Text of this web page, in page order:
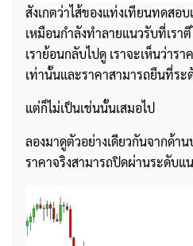
สังเกตว่าไส้ของแท่งเทียนทดสอ
เหมือนกำลังทำลายแนวรับที่เรา
เราย้อนกลับไปดู เราจะเห็นว่าร
เท่านั้นและราคาสามารถยืนที่ระ
แต่ก็ไม่เป็นเช่นนั้นเสมอไป
ลองมาดูตัวอย่างเดียวกันจากด้า
ราคาจริงสามารถปิดผ่านระดับแ